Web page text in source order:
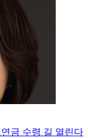
금 수령 길 열린다